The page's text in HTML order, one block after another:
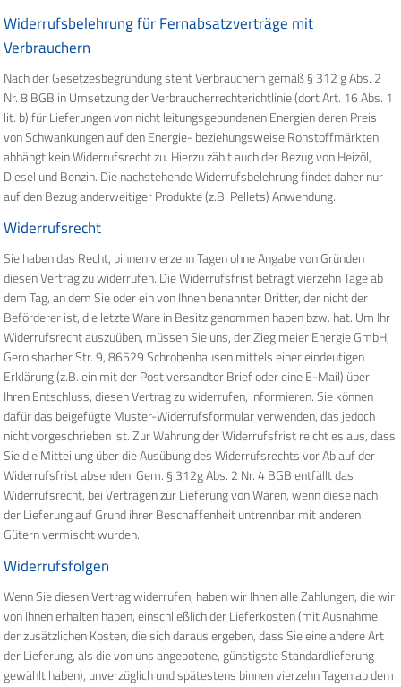
Widerrufsbelehrung für Fernabsatzverträge mit
Verbrauchern
Nach der Gesetzesbegründung steht Verbrauchern gemäß § 312 g Abs. 2
Nr. 8 BGB in Umsetzung der Verbraucherrechterichtlinie (dort Art. 16 Abs. 1
lit. b) für Lieferungen von nicht leitungsgebundenen Energien deren Preis
von Schwankungen auf den Energie- beziehungsweise Rohstoffmärkten
abhängt kein Widerrufsrecht zu. Hierzu zählt auch der Bezug von Heizöl,
Diesel und Benzin. Die nachstehende Widerrufsbelehrung findet daher nur
auf den Bezug anderweitiger Produkte (z.B. Pellets) Anwendung.
Widerrufsrecht
Sie haben das Recht, binnen vierzehn Tagen ohne Angabe von Gründen
diesen Vertrag zu widerrufen. Die Widerrufsfrist beträgt vierzehn Tage ab
dem Tag, an dem Sie oder ein von Ihnen benannter Dritter, der nicht der
Beförderer ist, die letzte Ware in Besitz genommen haben bzw. hat. Um Ihr
Widerrufsrecht auszuüben, müssen Sie uns, der Zieglmeier Energie GmbH,
Gerolsbacher Str. 9, 86529 Schrobenhausen mittels einer eindeutigen
Erklärung (z.B. ein mit der Post versandter Brief oder eine E-Mail) über
Ihren Entschluss, diesen Vertrag zu widerrufen, informieren. Sie können
dafür das beigefügte Muster-Widerrufsformular verwenden, das jedoch
nicht vorgeschrieben ist. Zur Wahrung der Widerrufsfrist reicht es aus, dass
Sie die Mitteilung über die Ausübung des Widerrufsrechts vor Ablauf der
Widerrufsfrist absenden. Gem. § 312g Abs. 2 Nr. 4 BGB entfällt das
Widerrufsrecht, bei Verträgen zur Lieferung von Waren, wenn diese nach
der Lieferung auf Grund ihrer Beschaffenheit untrennbar mit anderen
Gütern vermischt wurden.
Widerrufsfolgen
Wenn Sie diesen Vertrag widerrufen, haben wir Ihnen alle Zahlungen, die wir
von Ihnen erhalten haben, einschließlich der Lieferkosten (mit Ausnahme
der zusätzlichen Kosten, die sich daraus ergeben, dass Sie eine andere Art
der Lieferung, als die von uns angebotene, günstigste Standardlieferung
gewählt haben), unverzüglich und spätestens binnen vierzehn Tagen ab dem